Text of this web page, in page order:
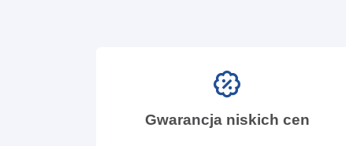
Gwarancja niskich cen